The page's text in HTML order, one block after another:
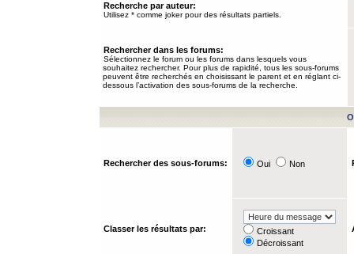
Recherche par auteur:
Utilisez * comme joker pour des résultats partiels.
Rechercher dans les forums:
Sélectionnez le forum ou les forums dans lesquels vous
souhaitez rechercher. Pour plus de rapidité, tous les sous-forums
peuvent être recherchés en choisissant le parent et en réglant ci-
dessous l’activation des sous-forums de la recherche.
Rechercher des sous-forums: Oui Non
Classer les résultats par:
Croissant
Décroissant